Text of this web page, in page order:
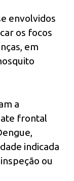
envolvidos
os focos
em
a
frontal
indicada
ou